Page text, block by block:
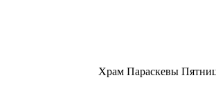
Храм Параскевы